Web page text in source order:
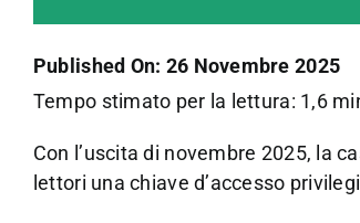
Published On: 26 Novembre 2025
Tempo stimato per la lettura: 1,6
Con l’uscita di novembre 2025, la
lettori una chiave d’accesso